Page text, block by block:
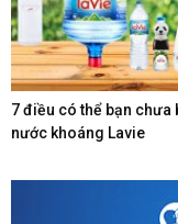
7 điều có thể bạn chưa
nước khoáng Lavie